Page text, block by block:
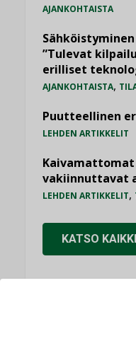
AJANKOHTAISTA
”Tulevat
erilliset
AJANKOHTAISTA,
Puutteellinen
LEHDEN ARTIKKELIT
vakiinnuttavat
LEHDEN ARTIKKELIT,
KATSO KAIKKI